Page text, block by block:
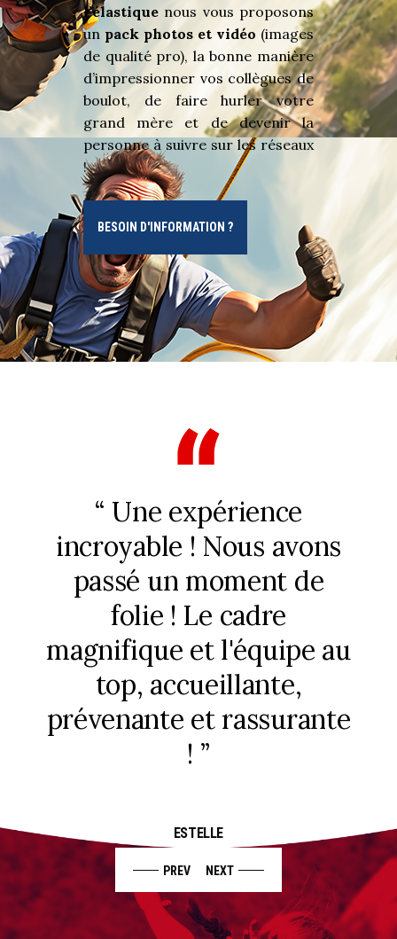
l’élastique nous vous proposons
un pack photos et vidéo (images
de qualité pro), la bonne manière
d’impressionner vos collègues de
boulot, de faire hurler votre
grand mère et de devenir la
personne à suivre sur les réseaux
!
BESOIN D'INFORMATION ?
“ Superbe expérience
avec une équipe au top!
Le cadre est splendide et
bucolique avec une belle
vue sur l'Aubrac. ”
JEAN-FRANÇOIS
PREV NEXT